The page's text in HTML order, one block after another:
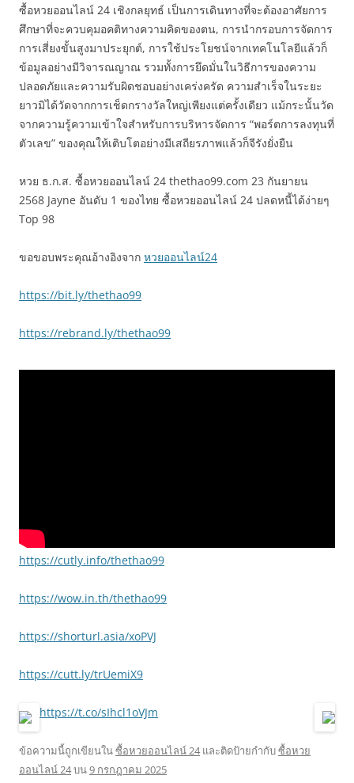
ซื้อหวยออนไลน์ 24 เชิงกลยุทธ์ เป็นการเดินทางที่จะต้องอาศัยการ
ศึกษาที่จะควบคุมอคติทางความคิดของตน, การนำกรอบการจัดการ
การเสี่ยงขั้นสูงมาประยุกต์, การใช้ประโยชน์จากเทคโนโลยีแล้วก็
ข้อมูลอย่างมีวิจารณญาณ รวมทั้งการยึดมั่นในวิธีการของความ
ปลอดภัยและความรับผิดชอบอย่างเคร่งครัด ความสำเร็จในระยะ
ยาวมิได้วัดจากการเช็ดกรางวัลใหญ่เพียงแต่ครั้งเดียว แม้กระนั้นวัด
จากความรู้ความเข้าใจสำหรับการบริหารจัดการ “พอร์ตการลงทุนที่
ตัวเลข” ของคุณให้เติบโตอย่างมีเสถียรภาพแล้วก็จีรังยั่งยืน
หวย ธ.ก.ส. ซื้อหวยออนไลน์ 24 thethao99.com 23 กันยายน
2568 Jayne อันดับ 1 ของไทย ซื้อหวยออนไลน์ 24 ปลดหนี้ได้ง่ายๆ
Top 98
ขอขอบพระคุณอ้างอิงจาก หวยออนไลน์24
https://bit.ly/thethao99
https://rebrand.ly/thethao99
https://cutly.info/thethao99
https://wow.in.th/thethao99
https://shorturl.asia/xoPVJ
https://cutt.ly/trUemiX9
https://t.co/sIhcl1oVJm
ข้อความนี้ถูกเขียนในซื้อหวยออนไลน์ 24และติดป้ายกำกับซื้อหวย
ออนไลน์ 24บน9 กรกฎาคม 2025